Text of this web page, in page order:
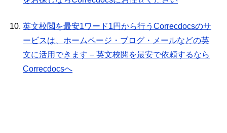
英文校閲を最安1ワード1円から行うCorrecdocsのサ
ービスは、ホームページ・ブログ・メールなどの英
文に活用できます – 英文校閲を最安で依頼するなら
Correcdocsへ